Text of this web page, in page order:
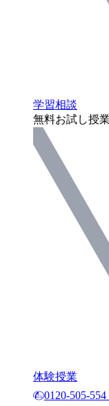
学習相談
無料お試し授
体験授業
0120-505-554